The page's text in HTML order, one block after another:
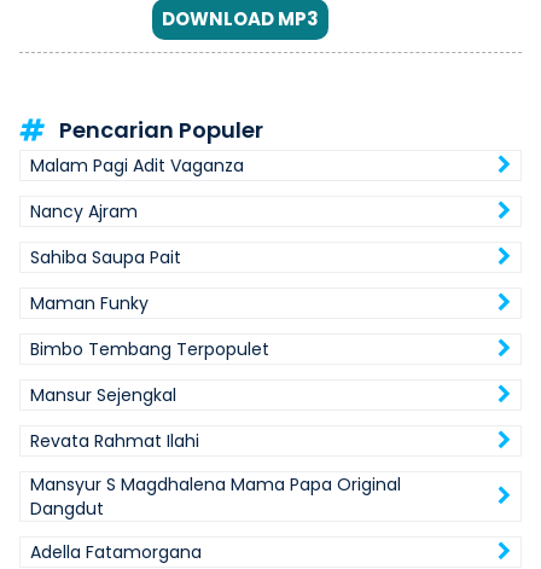
DOWNLOAD MP3
Pencarian Populer
Malam Pagi Adit Vaganza
Nancy Ajram
Sahiba Saupa Pait
Maman Funky
Bimbo Tembang Terpopulet
Mansur Sejengkal
Revata Rahmat Ilahi
Mansyur S Magdhalena Mama Papa Original
Dangdut
Adella Fatamorgana